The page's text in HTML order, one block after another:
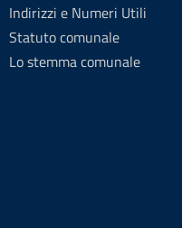
Indirizzi e Numeri Utili
Statuto comunale
Lo stemma comunale